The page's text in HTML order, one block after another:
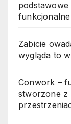
funkcjonalne
Zabicie
wygląda to
Conwork –
stworzone z